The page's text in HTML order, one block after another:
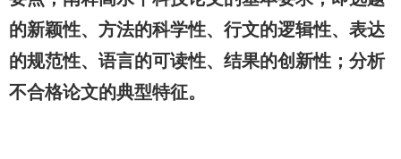
的新颖性、方法的科学性、行文的逻辑性、表达
的规范性、语言的可读性、结果的创新性；分析
不合格论文的典型特征。